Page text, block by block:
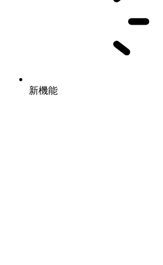
新機能